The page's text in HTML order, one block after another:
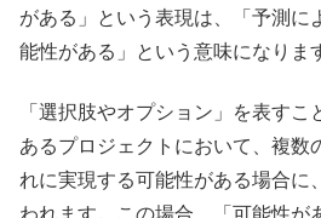
がある」という表現は、「予測に
能性がある」という意味になりま
「選択肢やオプション」を表すこ
あるプロジェクトにおいて、複数
れに実現する可能性がある場合に